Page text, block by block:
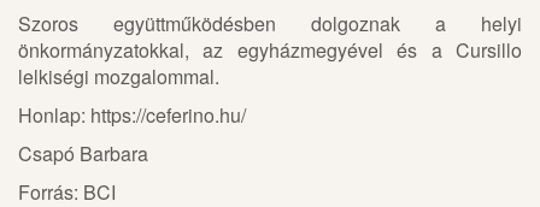
Szoros együttműködésben dolgoznak a helyi
önkormányzatokkal, az egyházmegyével és a Cursillo
lelkiségi mozgalommal.
Honlap: https://ceferino.hu/
Csapó Barbara
Forrás: BCI